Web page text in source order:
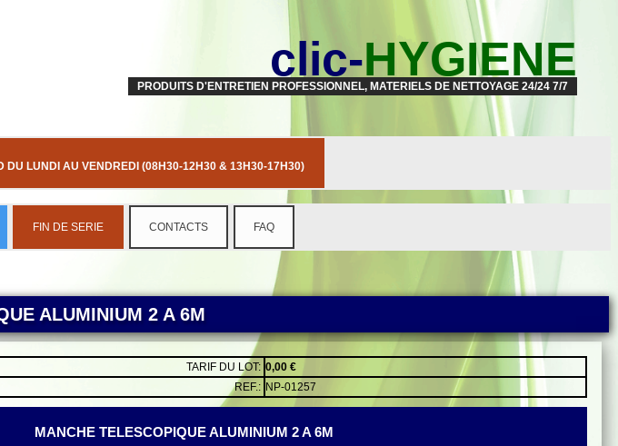
clic-HYGIENE
PRODUITS D'ENTRETIEN PROFESSIONNEL, MATERIELS DE NETTOYAGE 24/24 7/7
DU LUNDI AU VENDREDI (08H30-12H30 & 13H30-17H30)
FIN DE SERIE CONTACTS FAQ
ALUMINIUM 2 A 6M
TARIF DU LOT: 0,00 €
REF.: NP-01257
MANCHE TELESCOPIQUE ALUMINIUM 2 A 6M